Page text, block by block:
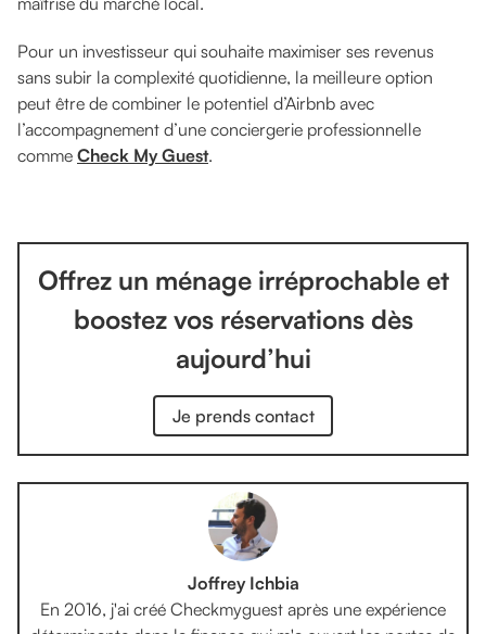
Pour un investisseur qui souhaite maximiser ses revenus
sans subir la complexité quotidienne, la meilleure option
peut être de combiner le potentiel d’Airbnb avec
l’accompagnement d’une conciergerie professionnelle
comme Check My Guest.
Offrez un ménage irréprochable et
boostez vos réservations dès
aujourd’hui
Je prends contact
Joffrey Ichbia
En 2016, j'ai créé Checkmyguest après une expérience